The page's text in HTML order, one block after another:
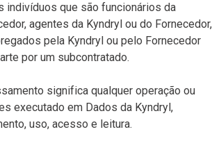
indivíduos que são funcionários da
agentes da Kyndryl ou do Fornecedor,
pela Kyndryl ou pelo Fornecedor
por um subcontratado.
significa qualquer operação ou
executado em Dados da Kyndryl,
uso, acesso e leitura.